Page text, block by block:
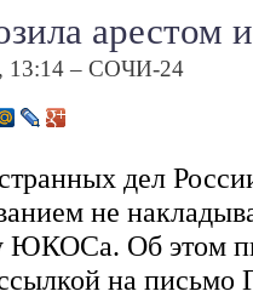
13:14 – СОЧИ-24
дел
не
ЮКОСа. Об этом
на письмо